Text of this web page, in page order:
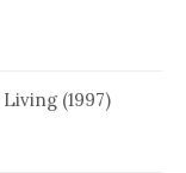
(1997)